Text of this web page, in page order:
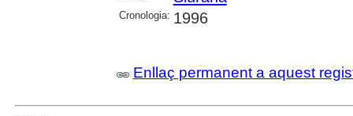
Cronologia: 1996
Enllaç permanent a aquest